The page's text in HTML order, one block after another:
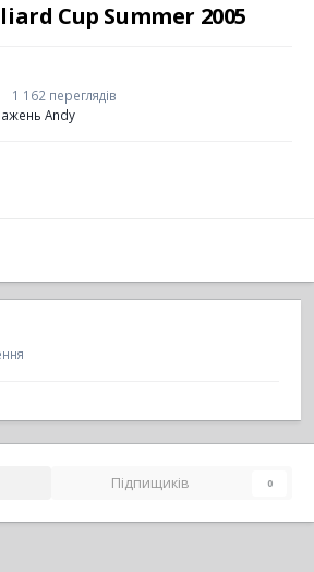
Cup Summer 2005
1 162 переглядів
Andy
Підпищиків 0